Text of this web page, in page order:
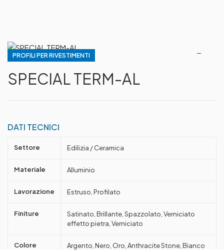
SPECIAL TERM-AL
PROFILI PER RIVESTIMENTI
DATI TECNICI
Settore Edilizia / Ceramica
Materiale Alluminio
Lavorazione Estruso, Profilato
Finiture
Satinato, Brillante, Spazzolato, Verniciato
effetto pietra, Verniciato
Colore
Argento, Nero, Oro, Anthracite Stone, Bianco